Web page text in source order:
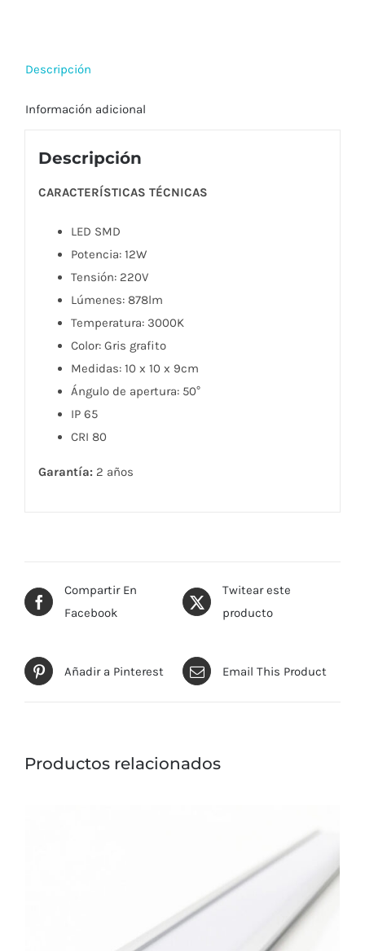
techo
LED
cantidad
Descripción
Información adicional
Descripción
CARACTERÍSTICAS TÉCNICAS
LED SMD
Potencia: 12W
Tensión: 220V
Lúmenes: 878lm
Temperatura: 3000K
Color: Gris grafito
Medidas: 10 x 10 x 9cm
Ángulo de apertura: 50°
IP 65
CRI 80
Garantía: 2 años
Compartir En
Facebook
Twitear este
producto
Añadir a Pinterest Email This Product
Productos relacionados